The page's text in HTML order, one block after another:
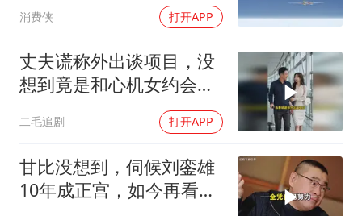
上半年全球新能源乘用车销量1122万台
加沙约14万栋建筑被完全摧毁
从科技创新看开局起步的时与势
消费侠 打开APP
丈夫谎称外出谈项目，没
想到竟是和心机女约会，
二毛追剧 打开APP
甘比没想到，伺候刘銮雄
10年成正宫，如今再看吕